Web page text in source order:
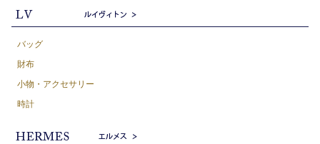
バッグ
財布
小物・アクセサリー
時計